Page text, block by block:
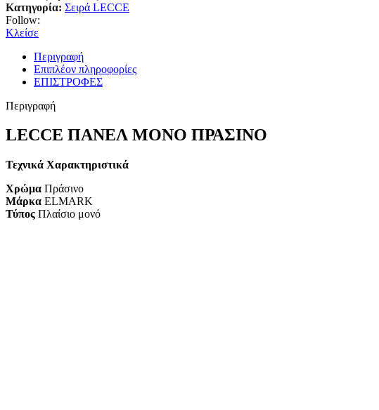
Κατηγορία: Σειρά LECCE
Follow:
Κλείσε
Περιγραφή
Επιπλέον πληροφορίες
ΕΠΙΣΤΡΟΦΕΣ
Περιγραφή
LECCE ΠΑΝΕΛ ΜΟΝΟ ΠΡΑΣΙΝΟ
Τεχνικά Χαρακτηριστικά
Χρώμα Πράσινο
Μάρκα ELMARK
Τύπος Πλαίσιο μονό